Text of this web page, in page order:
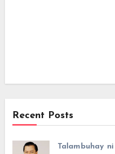
Recent Posts
Talambuhay